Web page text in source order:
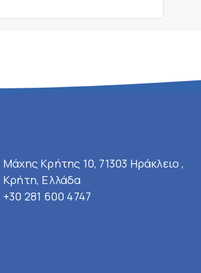
Μάχης Κρήτης 10, 71303 Ηράκλειο ,
Κρήτη, Ελλάδα
+30 281 600 4747